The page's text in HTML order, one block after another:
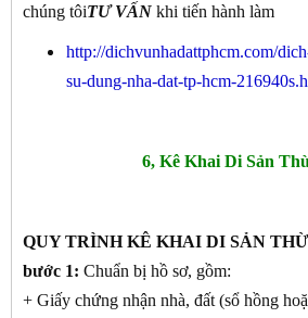
chúng tôiTƯVẤN khi tiến hành làm
http://dichvunhadattphcm.com/
su-dung-nha-dat-tp-hcm-
6, Kê Khai Di Sản
QUY TRÌNH KÊ KHAI DI SẢN
bước 1: Chuẩn bị hồ sơ, gồm:
+ Giấy chứng nhận nhà, đất (sổ hồng